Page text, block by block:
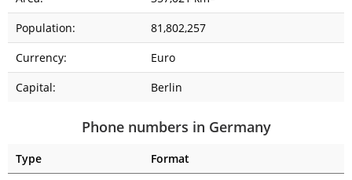
Population:
81,802,257
Currency:
Euro
Capital:
Berlin
Phone numbers in Germany
Type
Format